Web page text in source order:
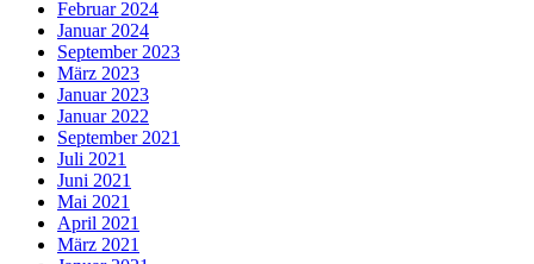
Februar 2024
Januar 2024
September 2023
März 2023
Januar 2023
Januar 2022
September 2021
Juli 2021
Juni 2021
Mai 2021
April 2021
März 2021